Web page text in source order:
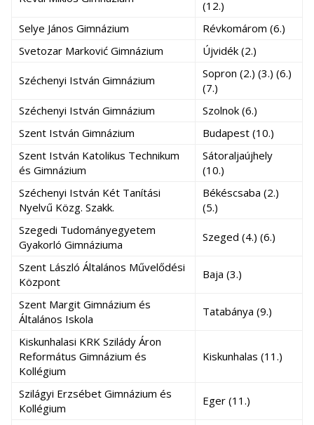
(12.)
Selye János Gimnázium
Révkomárom (6.)
Svetozar Marković Gimnázium
Újvidék (2.)
Széchenyi István Gimnázium
Sopron (2.) (3.) (6.)
(7.)
Széchenyi István Gimnázium
Szolnok (6.)
Szent István Gimnázium
Budapest (10.)
Szent István Katolikus Technikum
és Gimnázium
Sátoraljaújhely
(10.)
Széchenyi István Két Tanítási
Nyelvű Közg. Szakk.
Békéscsaba (2.)
(5.)
Szegedi Tudományegyetem
Gyakorló Gimnáziuma
Szeged (4.) (6.)
Szent László Általános Művelődési
Központ
Baja (3.)
Szent Margit Gimnázium és
Általános Iskola
Tatabánya (9.)
Kiskunhalasi KRK Szilády Áron
Református Gimnázium és
Kollégium
Kiskunhalas (11.)
Szilágyi Erzsébet Gimnázium és
Kollégium
Eger (11.)